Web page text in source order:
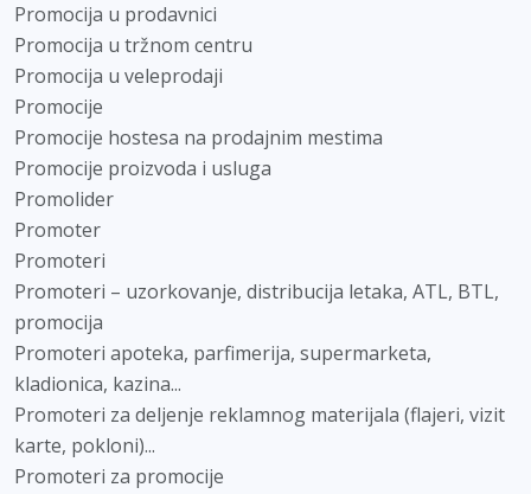
Promocija u prodavnici
Promocija u tržnom centru
Promocija u veleprodaji
Promocije
Promocije hostesa na prodajnim mestima
Promocije proizvoda i usluga
Promolider
Promoter
Promoteri
Promoteri – uzorkovanje, distribucija letaka, ATL, BTL,
promocija
Promoteri apoteka, parfimerija, supermarketa,
kladionica, kazina...
Promoteri za deljenje reklamnog materijala (flajeri, vizit
karte, pokloni)...
Promoteri za promocije